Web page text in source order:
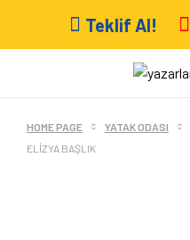
Teklif Al!
HOME PAGE YATAK ODASI
ELIZYA BAŞLIK